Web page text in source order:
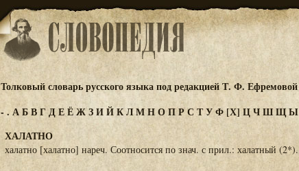
Толковый словарь русского языка под редакцией Т. Ф. Ефремовой
-. АБВГДЕЁЖЗИЙКЛМНОПРС ТУФ[Х] ЦЧШЩЫ
ХАЛАТНО
халатно [халатно] нареч. Соотносится по знач. с прил.: халатный (2*).